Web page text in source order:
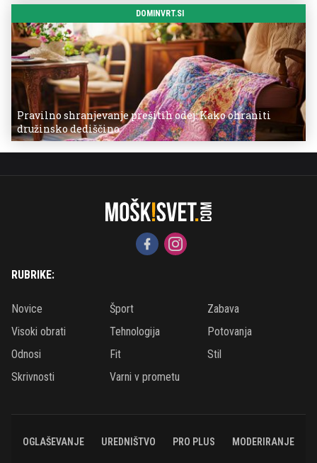
DOMINVRT.SI
Pravilno shranjevanje prešitih odej: Kako ohraniti
družinsko dediščino
RUBRIKE:
Novice Šport
Zabava
Visoki obrati
Tehnologija
Potovanja
Odnosi
Fit
Stil
Skrivnosti
Varni v prometu
OGLAŠEVANJE UREDNIŠTVO PRO PLUS MODERIRANJE